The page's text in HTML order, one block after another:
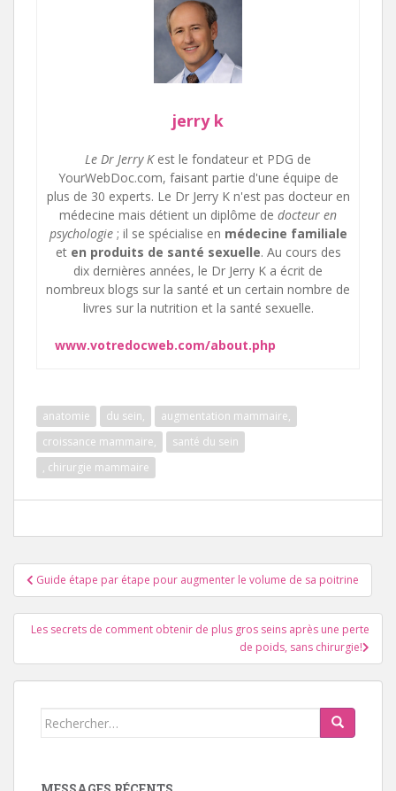
jerry k
Le Dr Jerry Kest le fondateur et PDG de
YourWebDoc.com, faisant partie d'une équipe de
plus de 30 experts. Le Dr Jerry K n'est pas docteur en
médecine mais détient un diplôme de docteur en
psychologie; il se spécialise en médecine familiale
et en produits de santé sexuelle. Au cours des
dix dernières années, le Dr Jerry K a écrit de
nombreux blogs sur la santé et un certain nombre de
livres sur la nutrition et la santé sexuelle.
www.votredocweb.com/about.php
anatomie du sein,
augmentation mammaire,
croissance mammaire,
santé du sein
, chirurgie mammaire
Navigation
des
articles
Guide étape par étape pour augmenter le volume de sa poitrine
Les secrets de comment obtenir de plus gros seins après une perte
de poids, sans chirurgie!
Rechercher: